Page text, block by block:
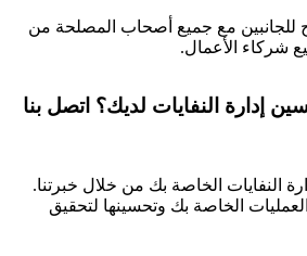
مع جميع أصحاب المصلحة من
شركاء الأعمال.
إدارة النفايات لديك؟ اتصل بنا
النفايات الخاصة بك من خلال خبرتنا.
الخاصة بك وتحسينها لتحقيق